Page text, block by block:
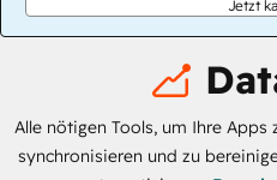
Jetzt
Alle nötigen Tools, um Ihre
synchronisieren und zu